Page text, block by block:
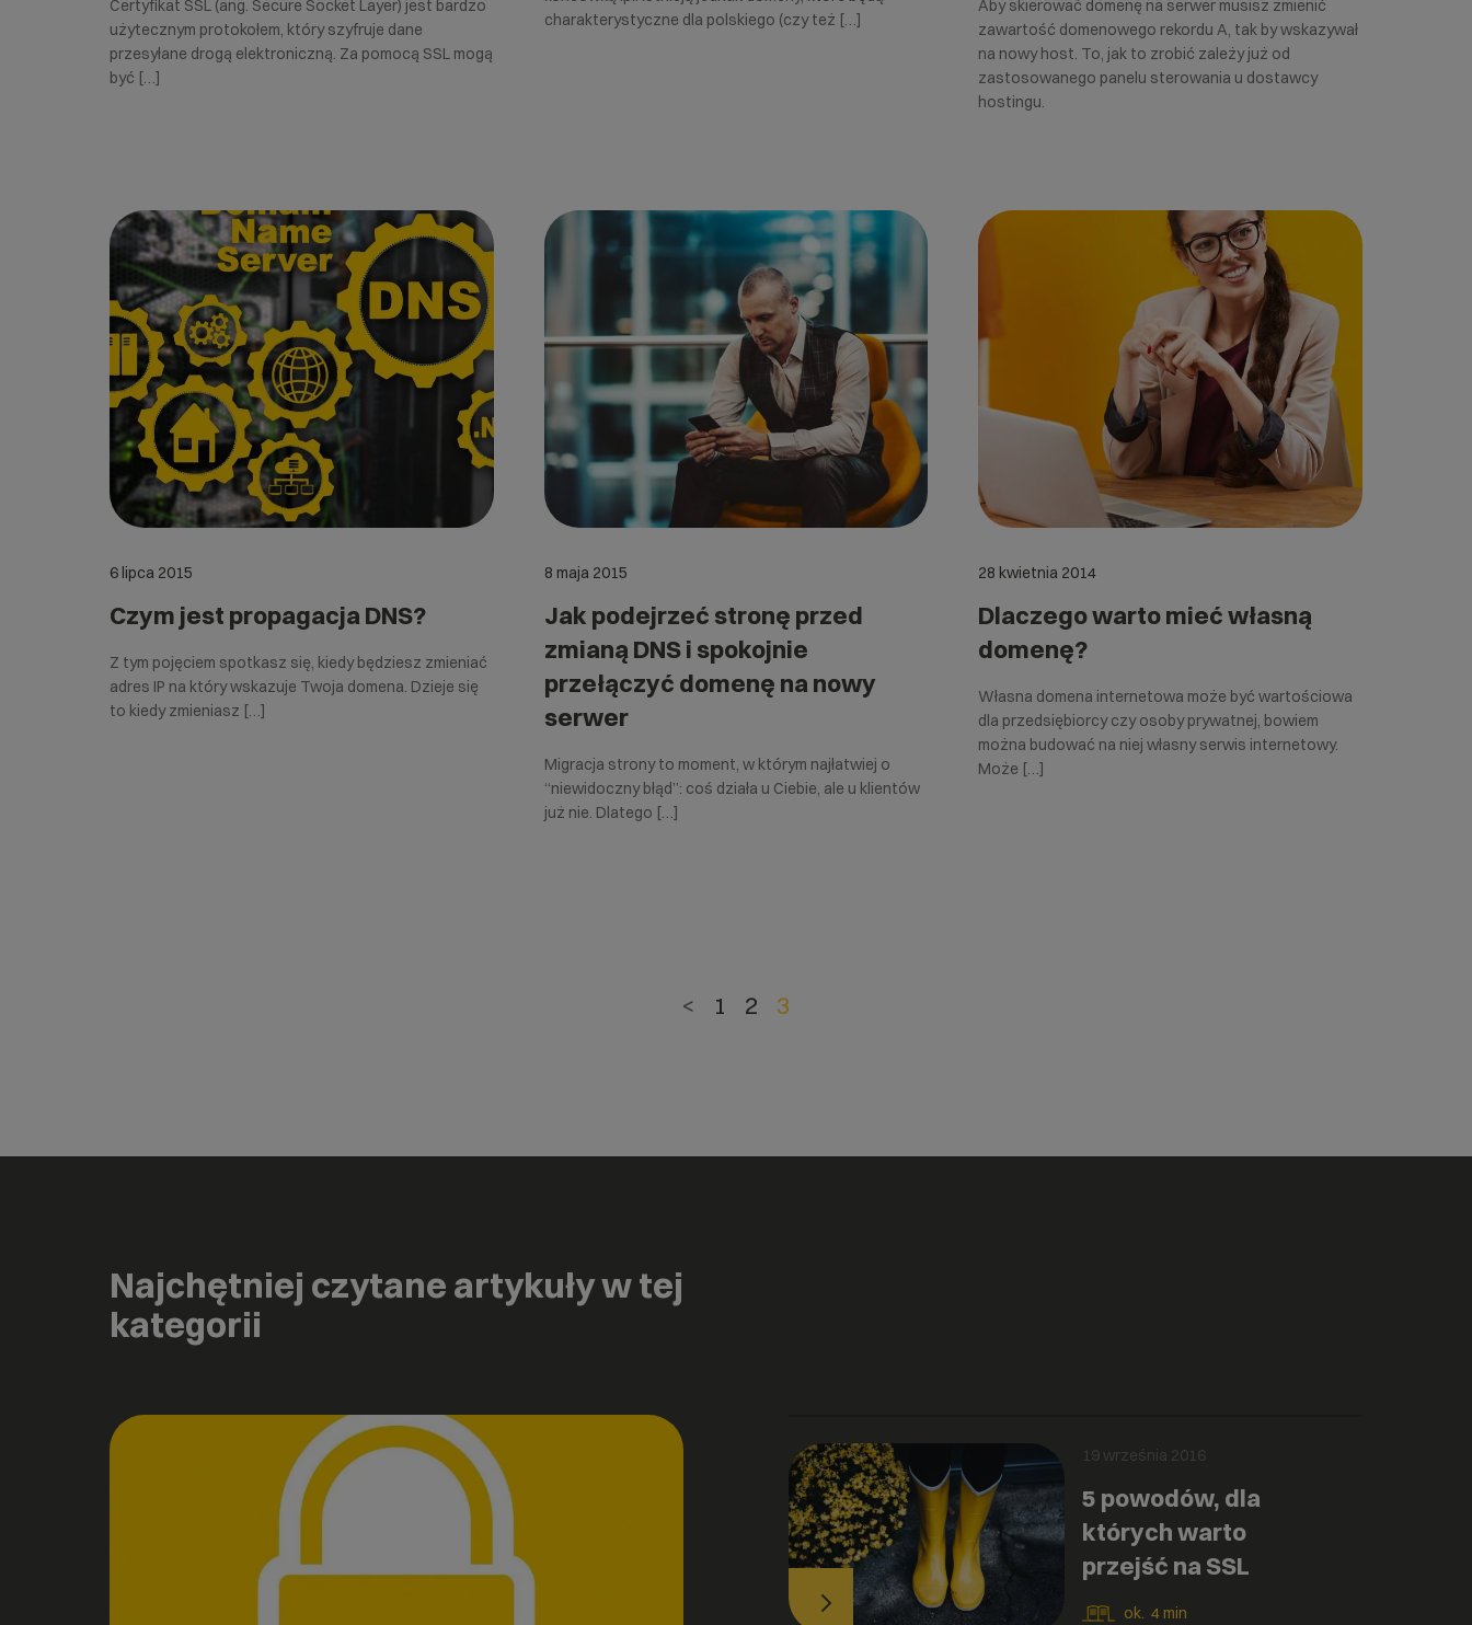
Certyfikat SSL (ang. Secure Socket Layer) jest bardzo
użytecznym protokołem, który szyfruje dane
przesyłane drogą elektroniczną. Za pomocą SSL mogą
być […]
charakterystyczne dla polskiego (czy też […]
Aby skierować domenę na serwer musisz zmienić
zawartość domenowego rekordu A, tak by wskazywał
na nowy host. To, jak to zrobić zależy już od
zastosowanego panelu sterowania u dostawcy
hostingu.
6 lipca 2015
Czym jest propagacja DNS?
Z tym pojęciem spotkasz się, kiedy będziesz zmieniać
adres IP na który wskazuje Twoja domena. Dzieje się
to kiedy zmieniasz […]
8 maja 2015
Jak podejrzeć stronę przed
zmianą DNS i spokojnie
przełączyć domenę na nowy
serwer
Migracja strony to moment, w którym najłatwiej o
“niewidoczny błąd”: coś działa u Ciebie, ale u klientów
już nie. Dlatego […]
28 kwietnia 2014
Dlaczego warto mieć własną
domenę?
Własna domena internetowa może być wartościowa
dla przedsiębiorcy czy osoby prywatnej, bowiem
można budować na niej własny serwis internetowy.
Może […]
< 1 2 3
Najchętniej czytane artykuły w tej
kategorii
19 września 2016
5 powodów, dla
których warto
przejść na SSL
ok. 4 min